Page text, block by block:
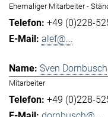
Ehemaliger Mitarbeiter -
+49 (0)228-
alef@...
Sven Dornbusch
Mitarbeiter
+49 (0)228-